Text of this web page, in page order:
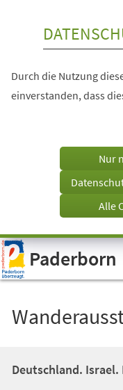
Visuelle
Assistenzsoftware
öffnen.
Durch die Nutzung
einverstanden, dass
Nur
Alle
Paderborn
Deutschland. Israel.